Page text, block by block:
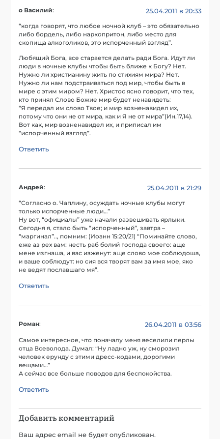
о Василий: 25.04.2011 в 20:33
“когда говорят, что любое ночной клуб – это обязательно
либо бордель, либо наркопритон, либо место для
скопища алкоголиков, это испорченный взгляд”.
Любящий Бога, все старается делать ради Бога. Идут ли
люди в ночные клубы чтобы быть ближе к Богу? Нет.
Нужно ли христианину жить по стихиям мира? Нет.
Нужно ли нам подстраиваться под мир, чтобы быть в
мире с этим миром? Нет. Христос ясно говорит, что тех,
кто принял Слово Божие мир будет ненавидеть:
“Я передал им слово Твое; и мир возненавидел их,
потому что они не от мира, как и Я не от мира”(Ин.17,14).
Вот как, мир возненавидел их, и приписал им
“испорченный взгляд”.
Ответить
Андрей: 25.04.2011 в 21:29
“Согласно о. Чаплину, осуждать ночные клубы могут
только испорченные люди…”
Ну вот, “официалы” уже начали развешивать ярлыки.
Сегодня я, стало быть “испорченный”, завтра –
“маргинал”.., помним: (Иоанн 15:20/21) “Поминайте слово,
еже аз рех вам: несть раб болий господа своего: аще
мене изгнаша, и вас изженут: аще слово мое соблюдоша,
и ваше соблюдут: но сия вся творят вам за имя мое, яко
не ведят пославшаго мя”.
Ответить
Роман: 26.04.2011 в 03:56
Самое интересное, что поначалу меня веселили перлы
отца Всеволода. Думал: “Ну ладно уж, ну сморозил
человек ерунду с этими дресс-кодами, дорогими
вещами…”
А сейчас все больше поводов для беспокойства.
Ответить
Добавить комментарий
Ваш адрес email не будет опубликован.